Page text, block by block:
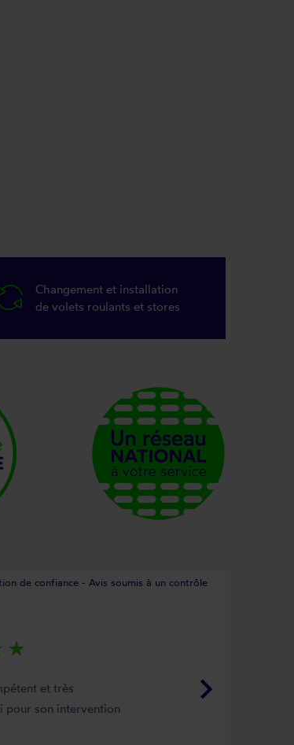
Changement et installation
de volets roulants et stores
de confiance - Avis soumis à un contrôle
keyboard_arrow_right
star_rate
et très
pour son intervention